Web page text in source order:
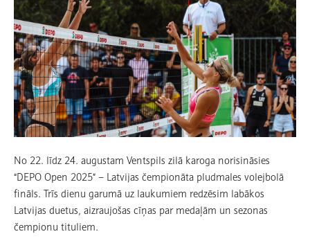
No 22. līdz 24. augustam Ventspils zilā karoga norisināsies
“DEPO Open 2025” – Latvijas čempionāta pludmales volejbolā
fināls. Trīs dienu garumā uz laukumiem redzēsim labākos
Latvijas duetus, aizraujošas cīņas par medaļām un sezonas
čempionu tituliem.